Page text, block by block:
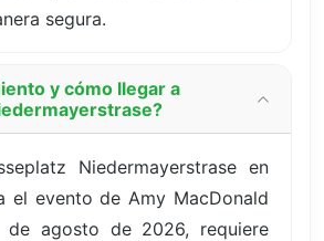
segura.
y cómo llegar a
Niedermayerstrase en
el evento de Amy MacDonald
de agosto de 2026, requiere